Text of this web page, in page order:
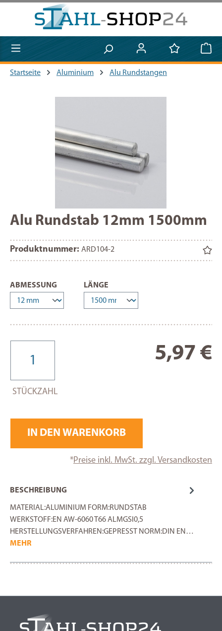
Zum Hauptinhalt springen
Startseite Aluminium Alu Rundstangen
Alu Rundstab 12mm 1500mm
Produktnummer: ARD104-2
ABMESSUNG AUSWÄHLEN
LÄNGE
5,97 €
STÜCKZAHL
IN DEN WARENKORB
*Preise inkl. MwSt. zzgl. Versandkosten
BESCHREIBUNG
MATERIAL:ALUMINIUM FORM:RUNDSTAB
WERKSTOFF:EN AW-6060 T66 ALMGSI0,5
HERSTELLUNGSVERFAHREN:GEPRESST NORM:DIN EN…
MEHR